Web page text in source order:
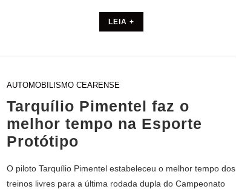
LEIA +
AUTOMOBILISMO CEARENSE
Tarquílio Pimentel faz o
melhor tempo na Esporte
Protótipo
O piloto Tarquílio Pimentel estabeleceu o melhor tempo dos
treinos livres para a última rodada dupla do Campeonato